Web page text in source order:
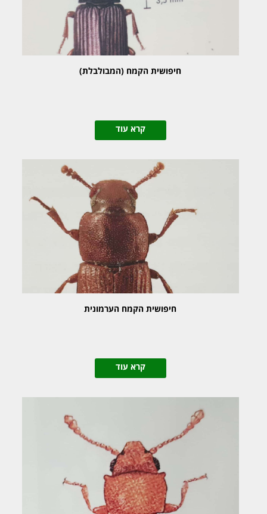
חיפושית הקמח (המבולבלת)
קרא עוד
חיפושית הקמח הערמונית
קרא עוד